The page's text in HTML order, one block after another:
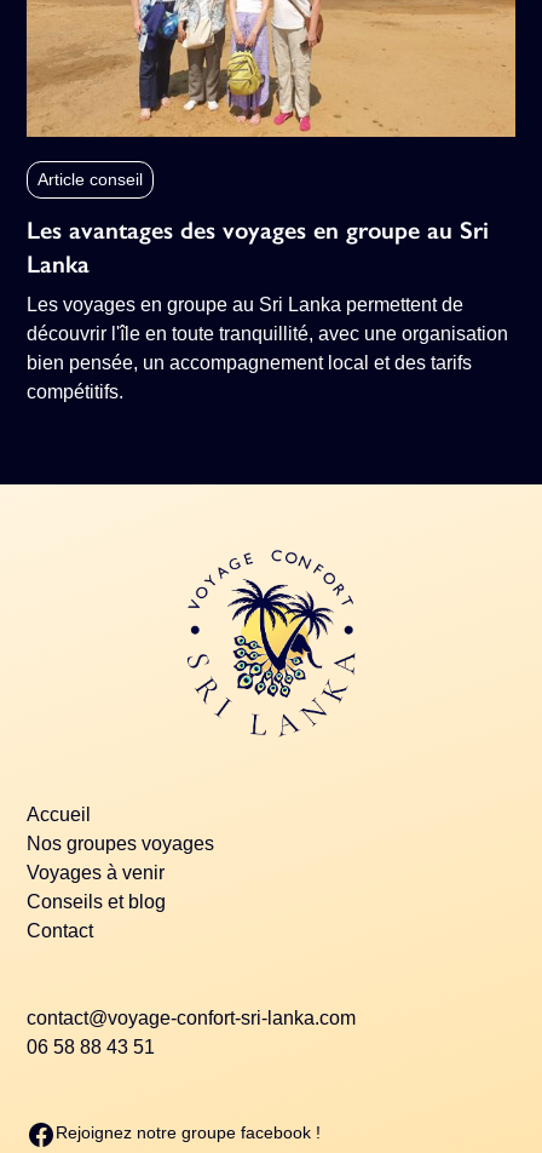
Article conseil
Les avantages des voyages en groupe au Sri
Lanka
Les voyages en groupe au Sri Lanka permettent de
découvrir l'île en toute tranquillité, avec une organisation
bien pensée, un accompagnement local et des tarifs
compétitifs.
contact@voyage-confort-sri-lanka.com
06 58 88 43 51
Accueil
Nos groupes voyages
Voyages à venir
Conseils et blog
Contact
Rejoignez notre groupe facebook !